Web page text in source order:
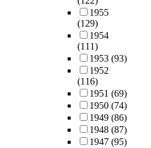
1955
(129)
1954
(111)
1953 (93)
1952
(116)
1951 (69)
1950 (74)
1949 (86)
1948 (87)
1947 (95)